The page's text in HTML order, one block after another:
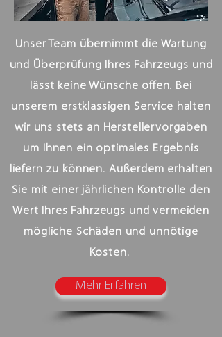
Unser Team übernimmt die Wartung
und Überprüfung Ihres Fahrzeugs und
lässt keine Wünsche offen. Bei
unserem erstklassigen Service halten
wir uns stets an Herstellervorgaben
um Ihnen ein optimales Ergebnis
liefern zu können. Außerdem erhalten
Sie mit einer jährlichen Kontrolle den
Wert Ihres Fahrzeugs und vermeiden
mögliche Schäden und unnötige
Kosten.
Mehr Erfahren